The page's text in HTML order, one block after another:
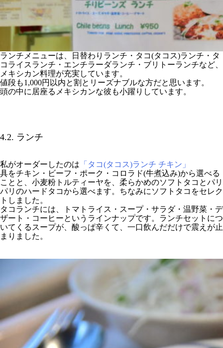
ランチメニューは、日替わりランチ・タコ(タコス)ランチ・タ
コライスランチ・エンチラーダランチ・ブリトーランチなど、
メキシカン料理が充実しています。
値段も1,000円以内と割とリーズナブルな方だと思います。
頭の中に居座るメキシカンな彼も小躍りしています。
4.2. ランチ
私がオーダーしたのは 「タコ(タコス)ランチ チキン」
具をチキン・ビーフ・ポーク・コロラド(牛煮込み)から選べる
ことと、小麦粉トルティーヤを、柔らかめのソフトタコとパリ
パリのハードタコから選べます。ちなみにソフトタコをセレク
トしました。
タコランチには、トマトライス・スープ・サラダ・温野菜・デ
ザート・コーヒーというラインナップです。ランチセットにつ
いてくるスープが、酸っぱ辛くて、一口飲んだだけで震えが止
まりました。